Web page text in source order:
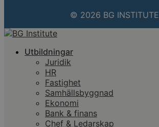
© 2026 BG INSTITUTE
Utbildningar
Juridik
HR
Fastighet
Samhällsbyggnad
Ekonomi
Bank & finans
Chef & Ledarskap